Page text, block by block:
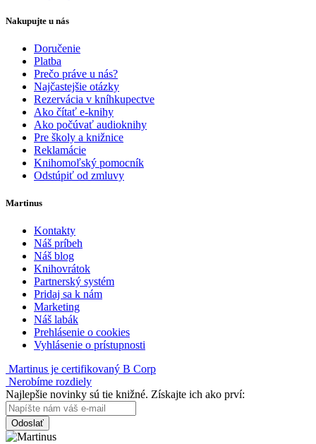
Nakupujte u nás
Doručenie
Platba
Prečo práve u nás?
Najčastejšie otázky
Rezervácia v kníhkupectve
Ako čítať e-knihy
Ako počúvať audioknihy
Pre školy a knižnice
Reklamácie
Knihomoľský pomocník
Odstúpiť od zmluvy
Martinus
Kontakty
Náš príbeh
Náš blog
Knihovrátok
Partnerský systém
Pridaj sa k nám
Marketing
Náš labák
Prehlásenie o cookies
Vyhlásenie o prístupnosti
Martinus je certifikovaný B Corp
Nerobíme rozdiely
Najlepšie novinky sú tie knižné. Získajte ich ako prví:
Odoslať